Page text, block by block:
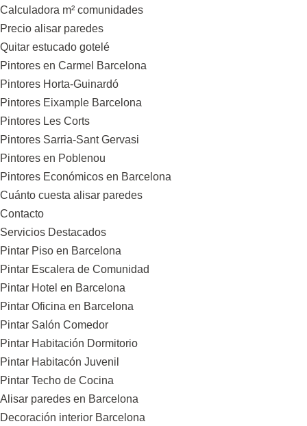
Calculadora m² comunidades
Precio alisar paredes
Quitar estucado gotelé
Pintores en Carmel Barcelona
Pintores Horta-Guinardó
Pintores Eixample Barcelona
Pintores Les Corts
Pintores Sarria-Sant Gervasi
Pintores en Poblenou
Pintores Económicos en Barcelona
Cuánto cuesta alisar paredes
Contacto
Servicios Destacados
Pintar Piso en Barcelona
Pintar Escalera de Comunidad
Pintar Hotel en Barcelona
Pintar Oficina en Barcelona
Pintar Salón Comedor
Pintar Habitación Dormitorio
Pintar Habitacón Juvenil
Pintar Techo de Cocina
Alisar paredes en Barcelona
Decoración interior Barcelona